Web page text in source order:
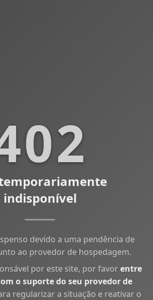
indisponível
devido a uma pendência de
ao provedor de hospedagem.
por este site, por favorentre
o suporte do seu provedor de
regularizar a situação e reativar o